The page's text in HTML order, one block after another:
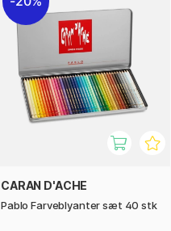
CARAN D'ACHE
Pablo Farveblyanter sæt 40 stk